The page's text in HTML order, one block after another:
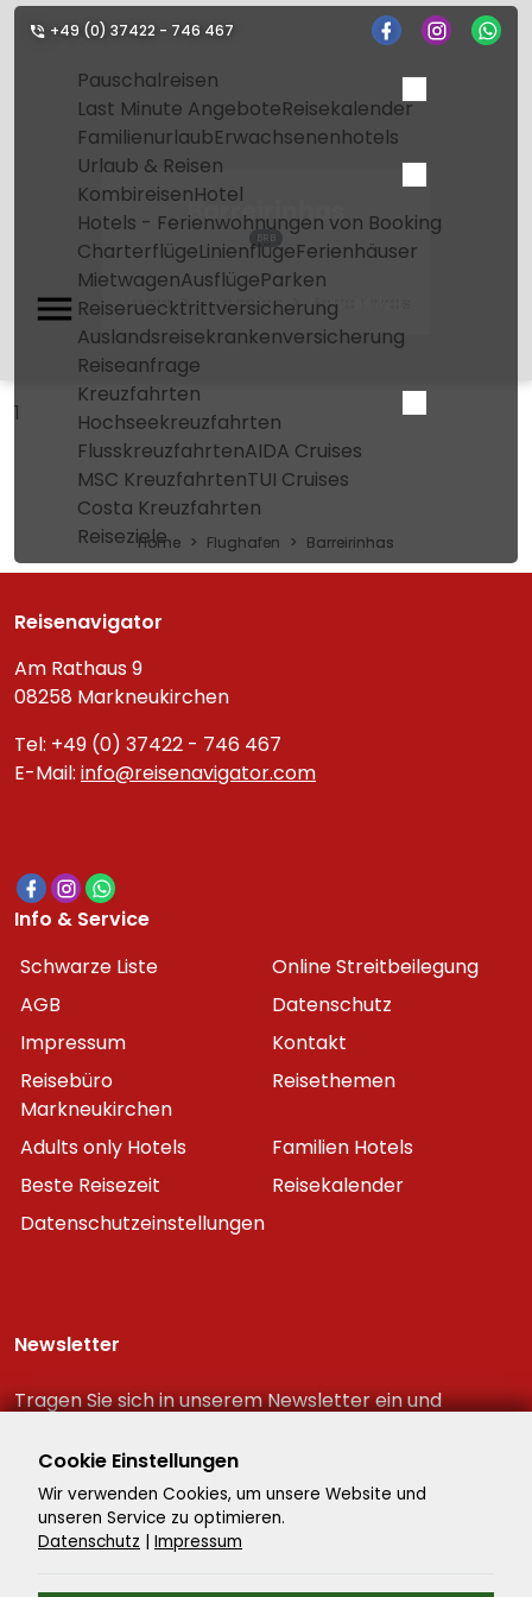
+49 (0) 37422 - 746 467
Pauschalreisen
Last Minute AngeboteReisekalender
FamilienurlaubErwachsenenhotels
Urlaub & Reisen
KombireisenHotel
Hotels - Ferienwohnungen von Booking
CharterflügeLinienflügeFerienhäuser
MietwagenAusflügeParken
Reiseruecktrittversicherung
Auslandsreisekrankenversicherung
Reiseanfrage
Kreuzfahrten
Hochseekreuzfahrten
FlusskreuzfahrtenAIDA Cruises
MSC KreuzfahrtenTUI Cruises
Costa Kreuzfahrten
Reiseziele
Barreirinhas
BRB
Home Flughafen Barreirinhas
1
Home Flughafen Barreirinhas
Reisenavigator
Am Rathaus 9
08258 Markneukirchen
Tel: +49 (0) 37422 - 746 467
E-Mail: info@reisenavigator.com
Info & Service
Schwarze Liste
Online Streitbeilegung
AGB
Datenschutz
Impressum
Kontakt
Reisebüro
Markneukirchen
Reisethemen
Adults only Hotels
Familien Hotels
Beste Reisezeit
Reisekalender
Datenschutzeinstellungen
Newsletter
Tragen Sie sich in unserem Newsletter ein und
Reiseschnäppchen!
Cookie Einstellungen
Wir verwenden Cookies, um unsere Website und
unseren Service zu optimieren.
Datenschutz | Impressum